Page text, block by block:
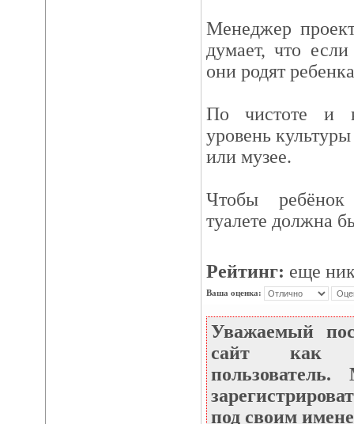
Менеджер
думает, что
они родят
По чистоте и
уровень
или музее.
Чтобы
туалете должна
Рейтинг: еще
Ваша оценка:
Уважаемый
сайт как
под своим